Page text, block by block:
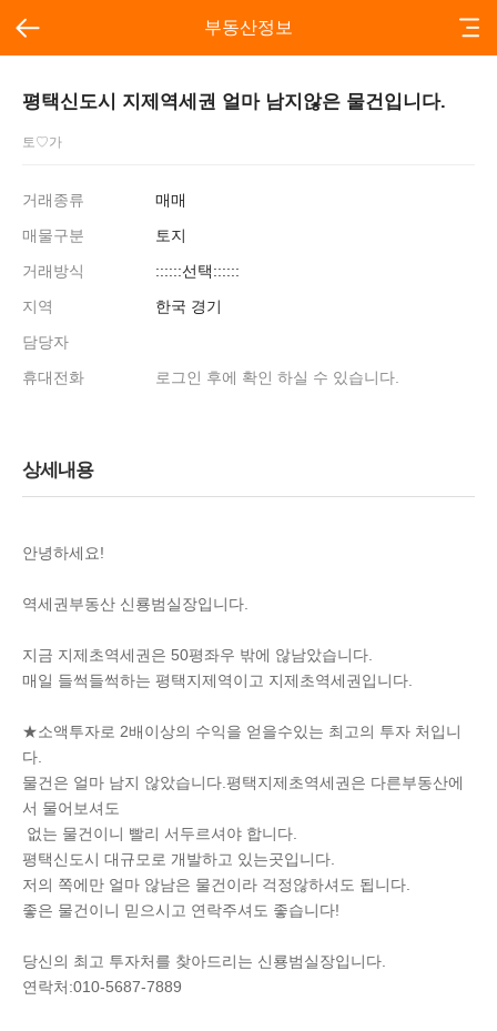
부동산정보
평택신도시 지제역세권 얼마 남지않은 물건입니다.
토♡가
거래종류
매매
매물구분
토지
거래방식
::::::선택::::::
지역
한국 경기
담당자
휴대전화
로그인 후에 확인 하실 수 있습니다.
상세내용
안녕하세요!
역세권부동산 신룡범실장입니다.
지금 지제초역세권은 50평좌우 밖에 않남았습니다.
매일 들썩들썩하는 평택지제역이고 지제초역세권입니다.
★소액투자로 2배이상의 수익을 얻을수있는 최고의 투자 처입니
다.
물건은 얼마 남지 않았습니다.평택지제초역세권은 다른부동산에
서 물어보셔도
없는 물건이니 빨리 서두르셔야 합니다.
평택신도시 대규모로 개발하고 있는곳입니다.
저의 쪽에만 얼마 않남은 물건이라 걱정않하셔도 됩니다.
좋은 물건이니 믿으시고 연락주셔도 좋습니다!
당신의 최고 투자처를 찾아드리는 신룡범실장입니다.
연락처:010-5687-7889